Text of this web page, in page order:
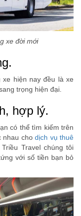
xe đời mới
hiện nay đều là xe
trọng hiện đại.
hợp lý.
có thể tìm kiếm trên
nhau cho dịch vụ thuê
Travel chúng tôi
với số tiền bạn bỏ